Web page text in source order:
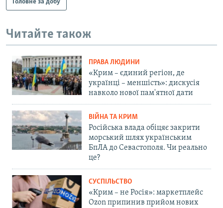
Головне за добу
Читайте також
ПРАВА ЛЮДИНИ
«Крим – єдиний регіон, де
українці – меншість»: дискусія
навколо нової пам'ятної дати
ВІЙНА ТА КРИМ
Російська влада обіцяє закрити
морський шлях українським
БпЛА до Севастополя. Чи реально
це?
СУСПІЛЬСТВО
«Крим – не Росія»: маркетплейс
Ozon припинив прийом нових